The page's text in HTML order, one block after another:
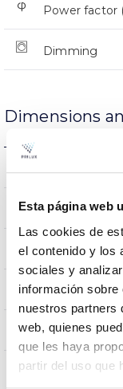
Esta página web
Las cookies de
el contenido y los
sociales y
información sobre
nuestros partners
web, quienes
que les haya
partir del uso que
Power factor
Dimming
Dimensions
Weight
Measures
Mounting
Linkable
Lighting